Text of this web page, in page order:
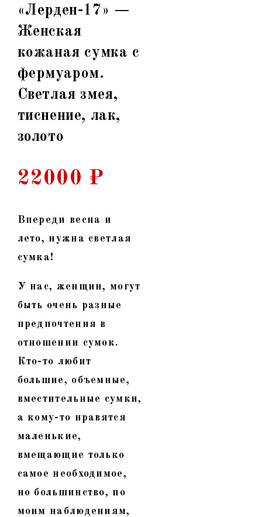
«Лерден-17» —
Женская
кожаная сумка с
фермуаром.
Светлая змея,
тиснение, лак,
золото
22000 ₽
Впереди весна и
лето, нужна светлая
сумка!
У нас, женщин, могут
быть очень разные
предпочтения в
отношении сумок.
Кто-то любит
большие, объемные,
вместительные сумки,
а кому-то нравятся
маленькие,
вмещающие только
самое необходимое,
но большинство, по
моим наблюдениям,